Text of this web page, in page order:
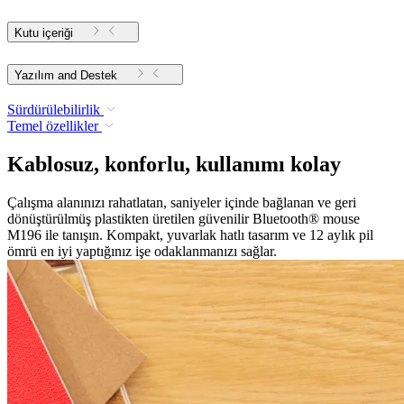
Kutu içeriği
Yazılım and Destek
Sürdürülebilirlik
Temel özellikler
Kablosuz, konforlu, kullanımı kolay
Çalışma alanınızı rahatlatan, saniyeler içinde bağlanan ve geri
dönüştürülmüş plastikten üretilen güvenilir Bluetooth® mouse
M196 ile tanışın. Kompakt, yuvarlak hatlı tasarım ve 12 aylık pil
ömrü en iyi yaptığınız işe odaklanmanızı sağlar.